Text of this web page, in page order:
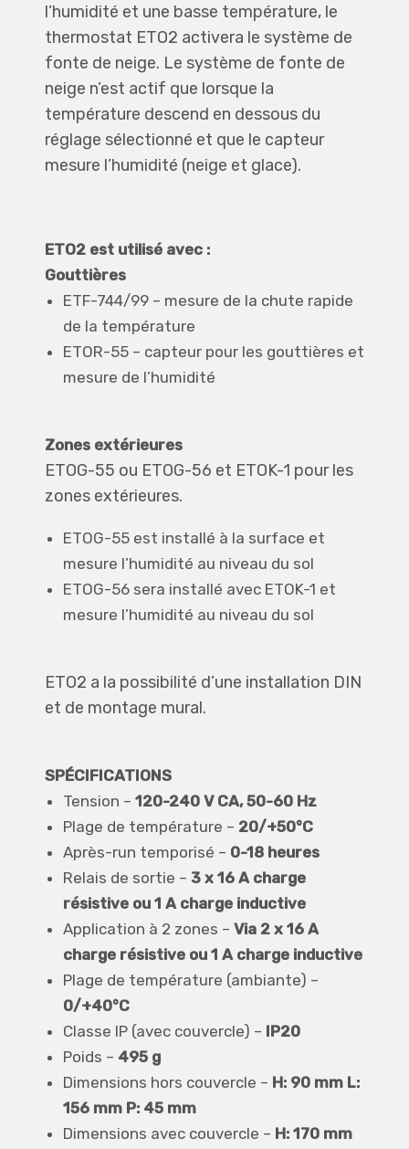
l’humidité et une basse température, le
thermostat ETO2 activera le système de
fonte de neige. Le système de fonte de
neige n’est actif que lorsque la
température descend en dessous du
réglage sélectionné et que le capteur
mesure l’humidité (neige et glace).
ETO2 est utilisé avec :
Gouttières
ETF-744/99 – mesure de la chute rapide
de la température
ETOR-55 – capteur pour les gouttières et
mesure de l’humidité
Zones extérieures
ETOG-55 ou ETOG-56 et ETOK-1 pour les
zones extérieures.
ETOG-55 est installé à la surface et
mesure l’humidité au niveau du sol
ETOG-56 sera installé avec ETOK-1 et
mesure l’humidité au niveau du sol
ETO2 a la possibilité d’une installation DIN
et de montage mural.
SPÉCIFICATIONS
Tension – 120-240 V CA, 50-60 Hz
Plage de température – 20/+50°C
Après-run temporisé – 0-18 heures
Relais de sortie – 3 x 16 A charge
résistive ou 1 A charge inductive
Application à 2 zones – Via 2 x 16 A
charge résistive ou 1 A charge inductive
Plage de température (ambiante) –
0/+40°C
Classe IP (avec couvercle) – IP20
Poids – 495 g
Dimensions hors couvercle – H: 90 mm L:
156 mm P: 45 mm
Dimensions avec couvercle – H: 170 mm